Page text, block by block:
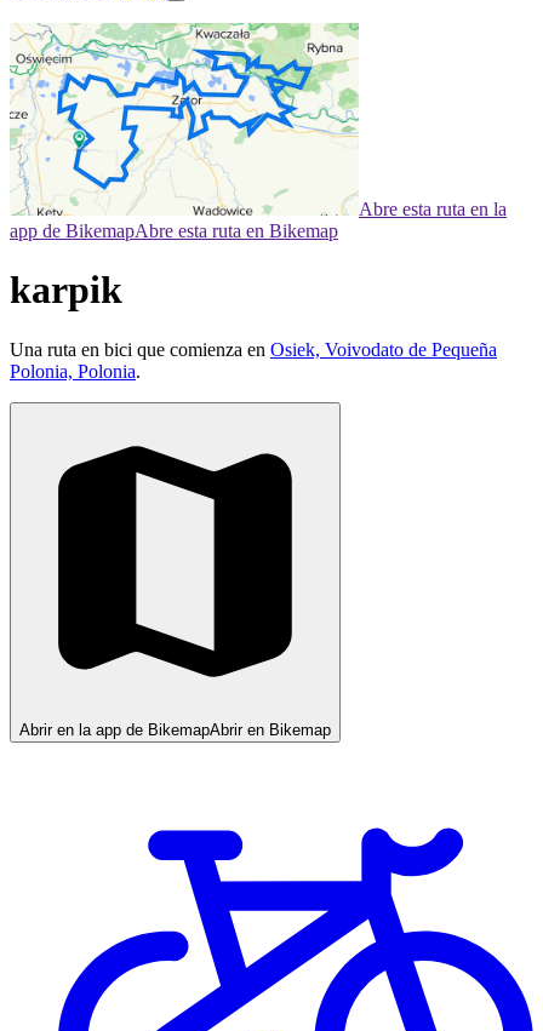
Abre esta ruta en la
app de BikemapAbre esta ruta en Bikemap
karpik
Una ruta en bici que comienza en Osiek, Voivodato de Pequeña
Polonia, Polonia.
Abrir en la app de BikemapAbrir en Bikemap